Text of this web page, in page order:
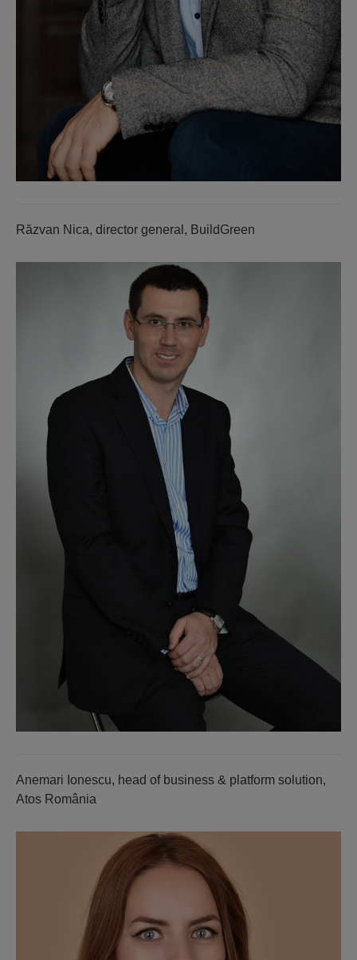
Răzvan Nica, director general, BuildGreen
Anemari Ionescu, head of business & platform solution,
Atos România